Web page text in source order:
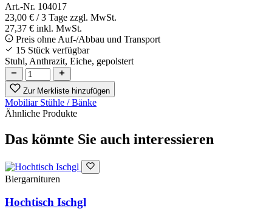
Art.-Nr. 104017
23,00 € / 3 Tage zzgl. MwSt.
27,37 € inkl. MwSt.
Preis ohne Auf-/Abbau und Transport
15 Stück verfügbar
Stuhl, Anthrazit, Eiche, gepolstert
Zur Merkliste hinzufügen
Mobiliar Stühle / Bänke
Ähnliche Produkte
Das könnte Sie auch interessieren
Biergarnituren
Hochtisch Ischgl